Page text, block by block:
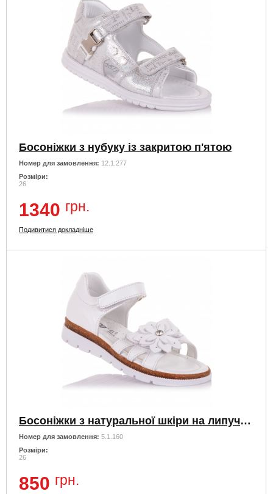
Босоніжки з нубуку із закритою п'ятою
Номер для замовлення: 12.1.277
Розміри:
26
1340 грн.
Подивитися докладніше
Босоніжки з натуральної шкіри на липучках
Номер для замовлення: 5.1.160
Розміри:
26
850 грн.